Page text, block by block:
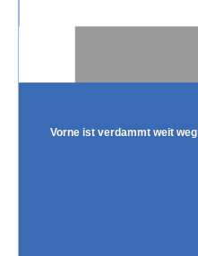
Vorne ist verdammt weit weg